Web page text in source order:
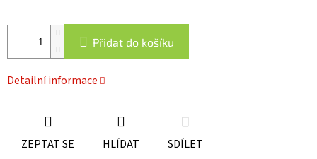
Přidat do košíku
Detailní informace
ZEPTAT SE HLÍDAT SDÍLET